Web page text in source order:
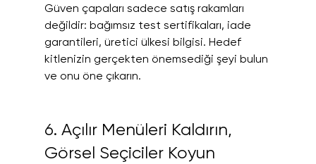
Güven çapaları sadece satış rakamları
değildir: bağımsız test sertifikaları, iade
garantileri, üretici ülkesi bilgisi. Hedef
kitlenizin gerçekten önemsediği şeyi bulun
ve onu öne çıkarın.
6. Açılır Menüleri Kaldırın,
Görsel Seçiciler Koyun